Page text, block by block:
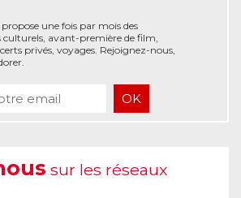
une fois par mois des
culturels, avant-première de film,
privés, voyages. Rejoignez-nous,
sur les réseaux